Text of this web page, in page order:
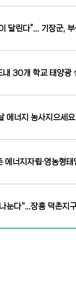
달린다”… 기장군,
내 30개 학교 태양광
에너지 농사지으세요
에너지자립·영농형
눈다"…장흥 덕촌지